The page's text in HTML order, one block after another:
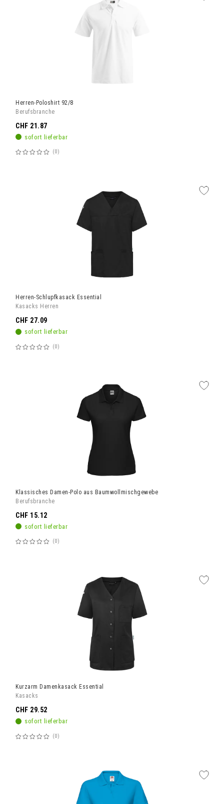
Herren-Poloshirt 92/8
Berufsbranche
sofort lieferbar
Bewertung:
0
CHF 21.87
Herren-Schlupfkasack Essential
Kasacks Herren
sofort lieferbar
Bewertung:
0
CHF 27.09
Klassisches Damen-Polo aus Baumwollmischgewebe
Berufsbranche
sofort lieferbar
Bewertung:
0
CHF 15.12
Kurzarm Damenkasack Essential
Kasacks
sofort lieferbar
Bewertung:
0
CHF 29.52